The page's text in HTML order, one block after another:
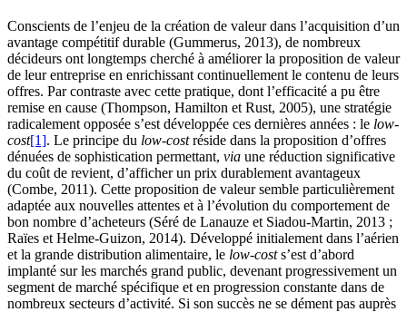
Conscients de l’enjeu de la création de valeur dans l’acquisition d’un
avantage compétitif durable (Gummerus, 2013), de nombreux
décideurs ont longtemps cherché à améliorer la proposition de valeur
de leur entreprise en enrichissant continuellement le contenu de leurs
offres. Par contraste avec cette pratique, dont l’efficacité a pu être
remise en cause (Thompson, Hamilton et Rust, 2005), une stratégie
radicalement opposée s’est développée ces dernières années : le low-
cost[1]. Le principe du low-costréside dans la proposition d’offres
dénuées de sophistication permettant, via une réduction significative
du coût de revient, d’afficher un prix durablement avantageux
(Combe, 2011). Cette proposition de valeur semble particulièrement
adaptée aux nouvelles attentes et à l’évolution du comportement de
bon nombre d’acheteurs (Séré de Lanauze et Siadou-Martin, 2013 ;
Raïes et Helme-Guizon, 2014). Développé initialement dans l’aérien
et la grande distribution alimentaire, le low-costs’est d’abord
implanté sur les marchés grand public, devenant progressivement un
segment de marché spécifique et en progression constante dans de
nombreux secteurs d’activité. Si son succès ne se dément pas auprès